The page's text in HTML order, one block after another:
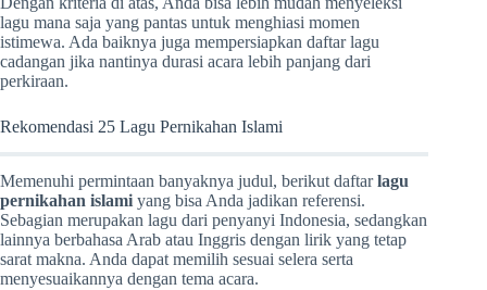
lagu mana saja yang pantas untuk menghiasi momen
istimewa. Ada baiknya juga mempersiapkan daftar lagu
cadangan jika nantinya durasi acara lebih panjang dari
perkiraan.
Rekomendasi 25 Lagu Pernikahan Islami
Memenuhi permintaan banyaknya judul, berikut daftarlagu
pernikahan islami yang bisa Anda jadikan referensi.
Sebagian merupakan lagu dari penyanyi Indonesia, sedangkan
lainnya berbahasa Arab atau Inggris dengan lirik yang tetap
sarat makna. Anda dapat memilih sesuai selera serta
menyesuaikannya dengan tema acara.